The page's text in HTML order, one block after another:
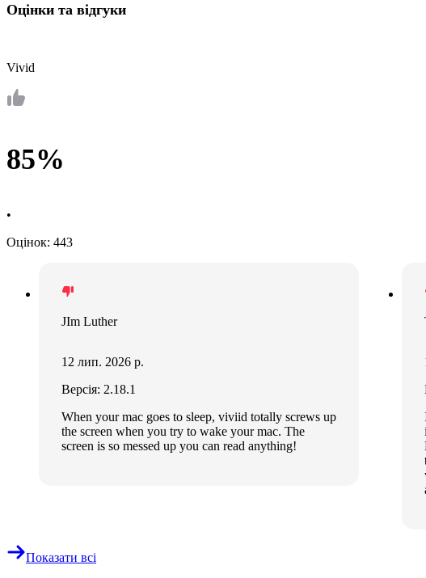
Оцінки та відгуки
Vivid
85%
•
Оцінок: 443
JIm Luther
12 лип. 2026 р.
Версія: 2.18.1
When your mac goes to sleep, viviid totally screws up
the screen when you try to wake your mac. The
screen is so messed up you can read anything!
Показати всі